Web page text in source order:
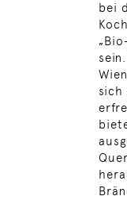
bei
sich